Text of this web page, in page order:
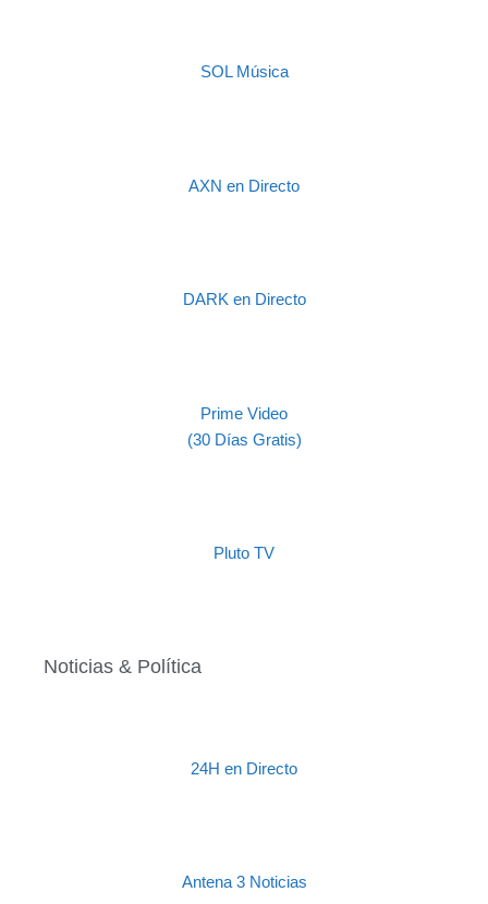
SOL Música
AXN en Directo
DARK en Directo
Prime Video
(30 Días Gratis)
Pluto TV
Noticias & Política
24H en Directo
Antena 3 Noticias